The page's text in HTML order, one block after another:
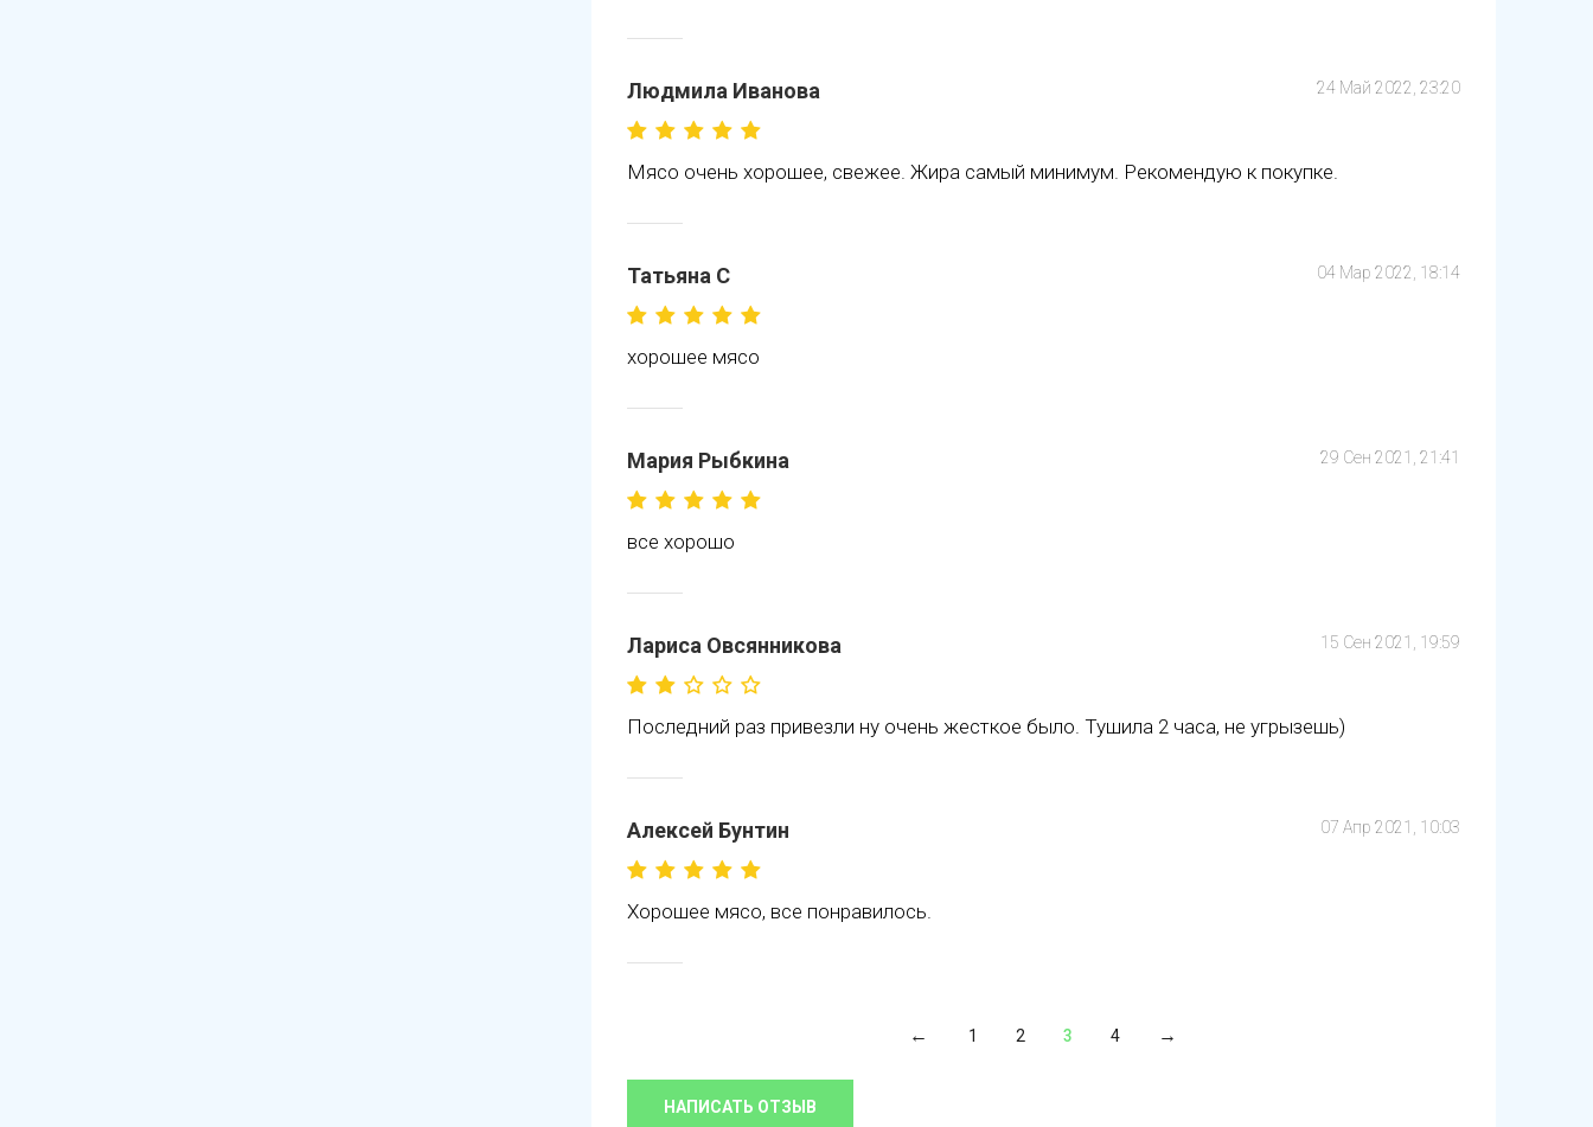
Людмила Иванова 24 Май 2022, 23:20
Мясо очень хорошее, свежее. Жира самый минимум. Рекомендую к покупке.
Татьяна С 04 Мар 2022, 18:14
хорошее мясо
Мария Рыбкина 29 Сен 2021, 21:41
все хорошо
Лариса Овсянникова 15 Сен 2021, 19:59
Последний раз привезли ну очень жесткое было. Тушила 2 часа, не угрызешь)
Алексей Бунтин 07 Апр 2021, 10:03
Хорошее мясо, все понравилось.
1 2 3 4
НАПИСАТЬ ОТЗЫВ